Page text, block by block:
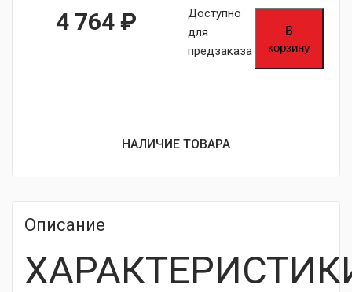
4 764 ₽
Доступно
для
предзаказа
В
корзину
НАЛИЧИЕ ТОВАРА
Описание